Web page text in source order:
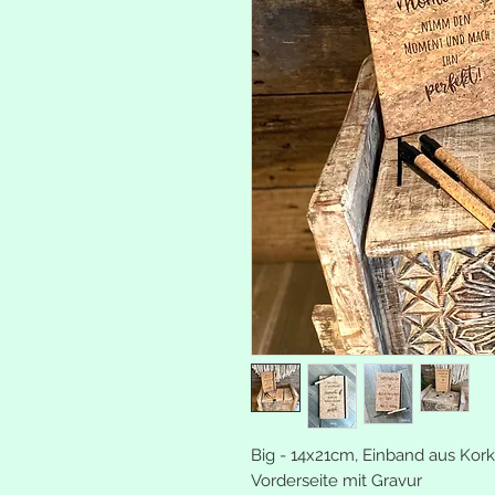
Big - 14x21cm, Einband aus Kork
Vorderseite mit Gravur